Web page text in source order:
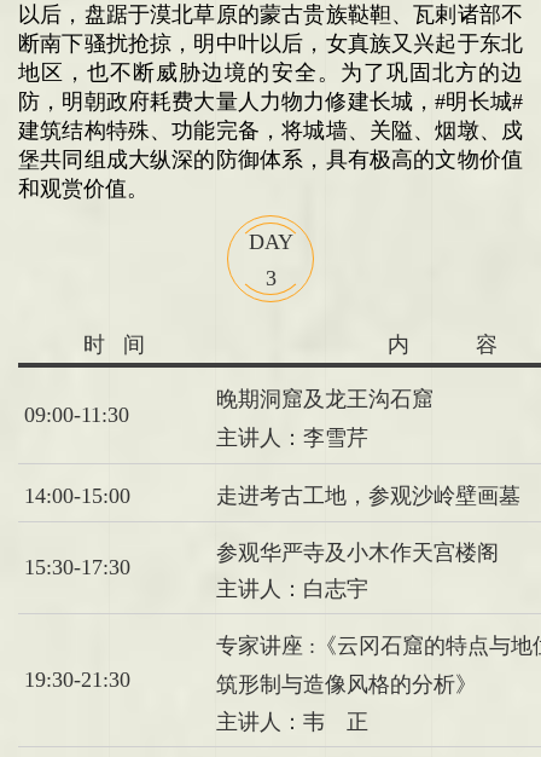
以后，盘踞于漠北草原的蒙古贵族鞑靼、瓦剌诸部不
断南下骚扰抢掠，明中叶以后，女真族又兴起于东北
地区，也不断威胁边境的安全。为了巩固北方的边
防，明朝政府耗费大量人力物力修建长城，#明长城#
建筑结构特殊、功能完备，将城墙、关隘、烟墩、戍
堡共同组成大纵深的防御体系，具有极高的文物价值
和观赏价值。
DAY
3
时 间 内 容
09:00-11:30
晚期洞窟及龙王沟石窟
主讲人：李雪芹
14:00-15:00 走进考古工地，参观沙岭壁画墓
15:30-17:30
参观华严寺及小木作天宫楼阁
主讲人：白志宇
19:30-21:30
专家讲座 :《云冈石窟的特点与
筑形制与造像风格的分析》
主讲人：韦 正